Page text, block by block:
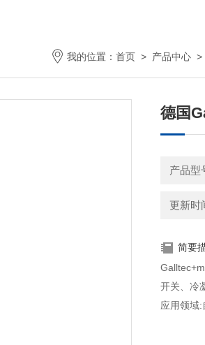
我的位置： 首页 > 产品中心 >
德国
产品型
更新时
简要
开关、冷
应用领域